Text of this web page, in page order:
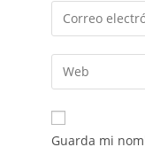
Guarda mi